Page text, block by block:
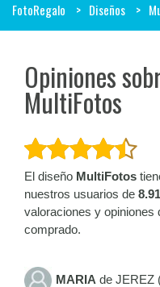
FotoRegalo Diseños
Opiniones
MultiFotos
El diseño MultiFotos
nuestros usuarios de 8.91
valoraciones y opiniones
comprado.
MARIA de JEREZ